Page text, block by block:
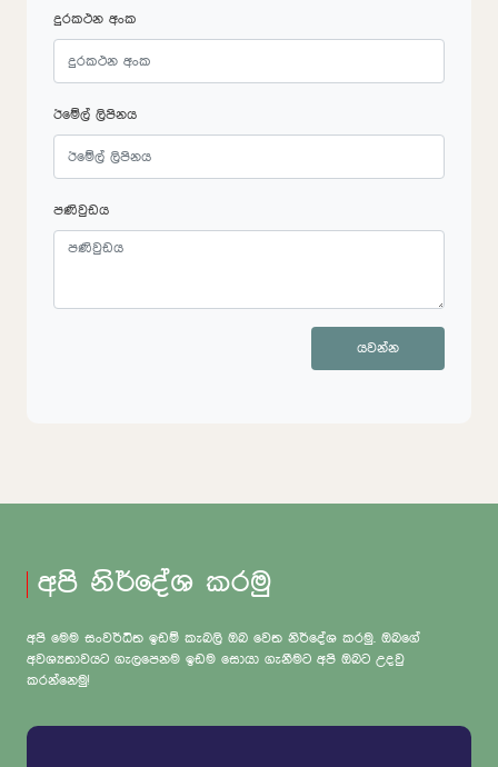
දුරකථන අංක
ඊමේල් ලිපිනය
පණිවුඩය
යවන්න
අපි නිර්දේශ කරමු
අපි මෙම සංවර්ධිත ඉඩම් කැබලි ඔබ වෙත නිර්දේශ කරමු. ඔබගේ
අවශ්‍යතාවයට ගැලපෙනම ඉඩම සොයා ගැනීමට අපි ඔබට උදවු
කරන්නෙමු!